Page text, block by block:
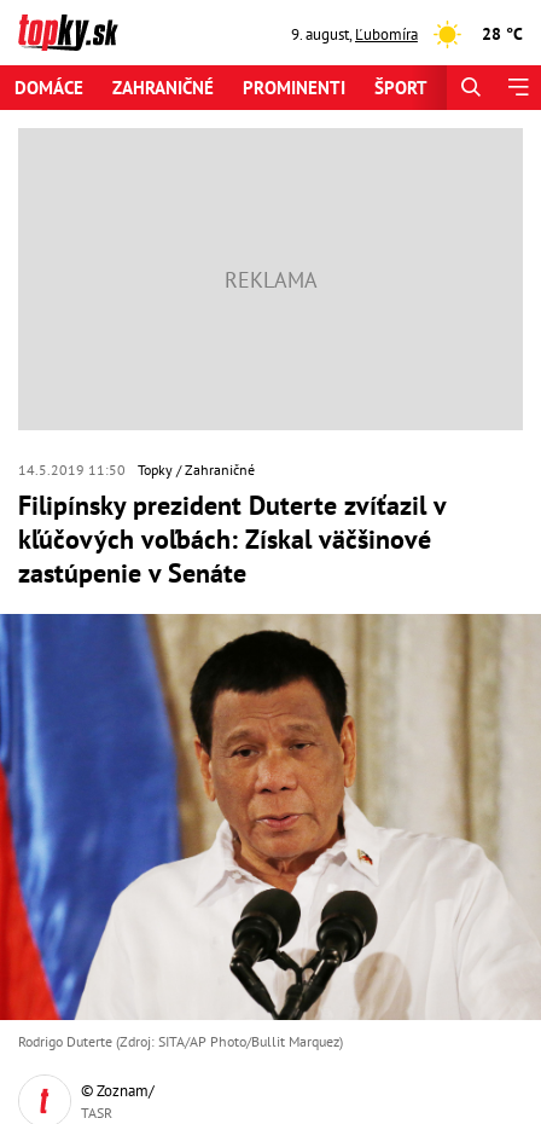
9. august,Ľubomíra 28 °C
DOMÁCE ZAHRANIČNÉ PROMINENTI ŠPORT
14.5.2019 11:50 Topky Zahraničné
Filipínsky prezident Duterte zvíťazil v
kľúčových voľbách: Získal väčšinové
zastúpenie v Senáte
Rodrigo Duterte (Zdroj: SITA/AP Photo/Bullit Marquez)
© Zoznam/
TASR